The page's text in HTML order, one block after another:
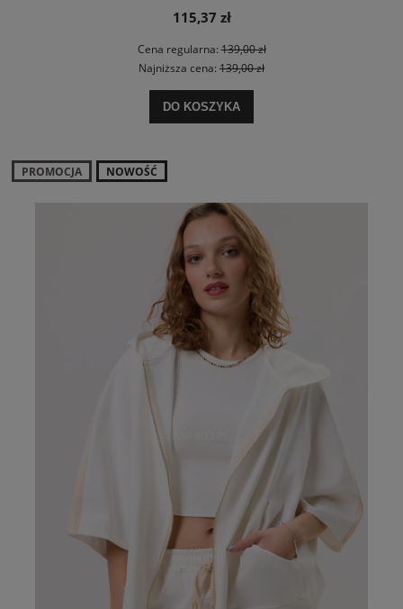
115,37 zł
Cena regularna:139,00 zł
Najniższa cena: 139,00 zł
DO KOSZYKA
PROMOCJA NOWOŚĆ